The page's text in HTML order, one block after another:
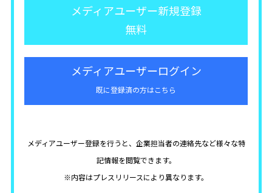
メディアユーザー新規登録
無料
メディアユーザーログイン
既に登録済の方はこちら
メディアユーザー登録を行うと、企業担当者の連絡先など様々な特
記情報を閲覧できます。
※内容はプレスリリースにより異なります。